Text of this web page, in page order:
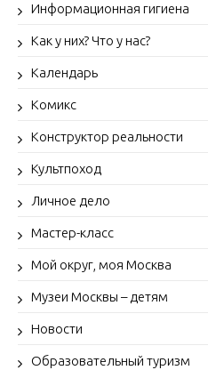
Информационная гигиена
Как у них? Что у нас?
Календарь
Комикс
Конструктор реальности
Культпоход
Личное дело
Мастер-класс
Мой округ, моя Москва
Музеи Москвы – детям
Новости
Образовательный туризм